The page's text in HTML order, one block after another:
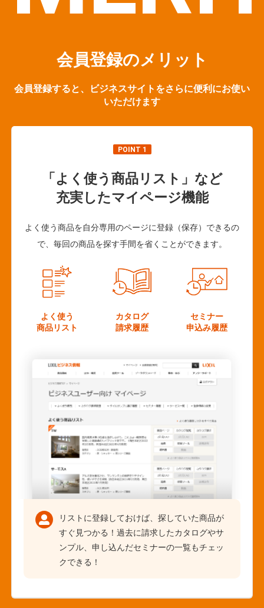
会員登録のメリット
会員登録すると、ビジネスサイトをさらに便利にお使い
いただけます
POINT 1
「よく使う商品リスト」など
充実したマイページ機能
よく使う商品を自分専用のページに登録（保存）できるの
で、毎回の商品を探す手間を省くことができます。
よく使う
商品リスト
カタログ
請求履歴
セミナー
申込み履歴
リストに登録しておけば、探していた商品が
すぐ見つかる！過去に請求したカタログやサ
ンプル、申し込んだセミナーの一覧もチェッ
クできる！